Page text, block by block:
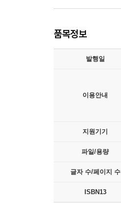
품목정보
발행일
이용안내
지원기기
파일/용량
글자 수/페이지 수
ISBN13